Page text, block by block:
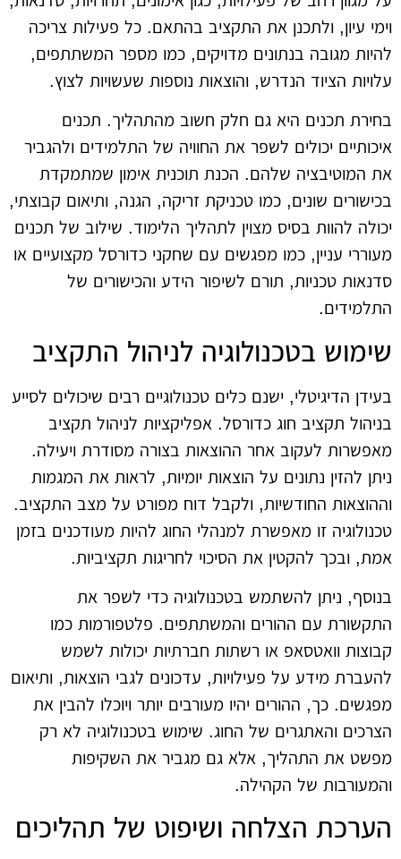
וימי עיון, ולתכנן את התקציב בהתאם. כל פעילות צריכה
להיות מגובה בנתונים מדויקים, כמו מספר המשתתפים,
עלויות הציוד הנדרש, והוצאות נוספות שעשויות לצוץ.
בחירת תכנים היא גם חלק חשוב מהתהליך. תכנים
איכותיים יכולים לשפר את החוויה של התלמידים ולהגביר
את המוטיבציה שלהם. הכנת תוכנית אימון שמתמקדת
בכישורים שונים, כמו טכניקת זריקה, הגנה, ותיאום קבוצתי,
יכולה להוות בסיס מצוין לתהליך הלימוד. שילוב של תכנים
מעוררי עניין, כמו מפגשים עם שחקני כדורסל מקצועיים או
סדנאות טכניות, תורם לשיפור הידע והכישורים של
התלמידים.
שימוש בטכנולוגיה לניהול התקציב
בעידן הדיגיטלי, ישנם כלים טכנולוגיים רבים שיכולים לסייע
בניהול תקציב חוג כדורסל. אפליקציות לניהול תקציב
מאפשרות לעקוב אחר ההוצאות בצורה מסודרת ויעילה.
ניתן להזין נתונים על הוצאות יומיות, לראות את המגמות
וההוצאות החודשיות, ולקבל דוח מפורט על מצב התקציב.
טכנולוגיה זו מאפשרת למנהלי החוג להיות מעודכנים בזמן
אמת, ובכך להקטין את הסיכוי לחריגות תקציביות.
בנוסף, ניתן להשתמש בטכנולוגיה כדי לשפר את
התקשורת עם ההורים והמשתתפים. פלטפורמות כמו
קבוצות וואטסאפ או רשתות חברתיות יכולות לשמש
להעברת מידע על פעילויות, עדכונים לגבי הוצאות, ותיאום
מפגשים. כך, ההורים יהיו מעורבים יותר ויוכלו להבין את
הצרכים והאתגרים של החוג. שימוש בטכנולוגיה לא רק
מפשט את התהליך, אלא גם מגביר את השקיפות
והמעורבות של הקהילה.
הערכת הצלחה ושיפוט של תהליכים